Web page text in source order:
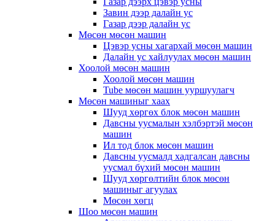
Завин дээр далайн ус
Газар дээр далайн ус
Мөсөн мөсөн машин
Цэвэр усны хагархай мөсөн машин
Далайн ус хайлуулах мөсөн машин
Хоолой мөсөн машин
Хоолой мөсөн машин
Tube мөсөн машин ууршуулагч
Мөсөн машиныг хаах
Шууд хөргөх блок мөсөн машин
Давсны уусмалын хэлбэртэй мөсөн
машин
Ил тод блок мөсөн машин
Давсны уусмалд хадгалсан давсны
уусмал бүхий мөсөн машин
Шууд хөргөлтийн блок мөсөн
машиныг агуулах
Мөсөн хөгц
Шоо мөсөн машин